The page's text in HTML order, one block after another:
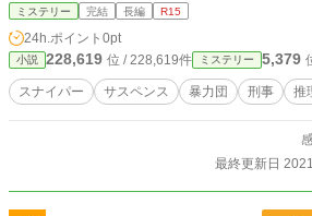
ミステリー 完結 長編 R15
24h.ポイント 0pt
小説 228,619 位 / 228,619件 ミステリー 5,379
スナイパー サスペンス 暴力団 刑事 推
最終更新日